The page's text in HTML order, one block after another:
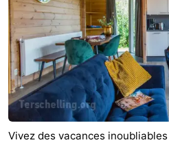
Vivez des vacances